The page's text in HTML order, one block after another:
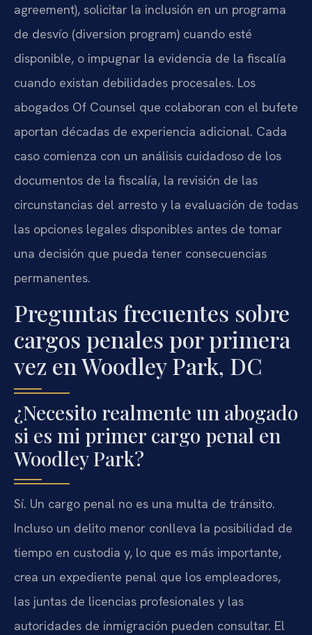
agreement), solicitar la inclusión en un programa
de desvío (diversion program) cuando esté
disponible, o impugnar la evidencia de la fiscalía
cuando existan debilidades procesales. Los
abogados Of Counsel que colaboran con el bufete
aportan décadas de experiencia adicional. Cada
caso comienza con un análisis cuidadoso de los
documentos de la fiscalía, la revisión de las
circunstancias del arresto y la evaluación de todas
las opciones legales disponibles antes de tomar
una decisión que pueda tener consecuencias
permanentes.
Preguntas frecuentes sobre
cargos penales por primera
vez en Woodley Park, DC
¿Necesito realmente un abogado
si es mi primer cargo penal en
Woodley Park?
Sí. Un cargo penal no es una multa de tránsito.
Incluso un delito menor conlleva la posibilidad de
tiempo en custodia y, lo que es más importante,
crea un expediente penal que los empleadores,
las juntas de licencias profesionales y las
autoridades de inmigración pueden consultar. El